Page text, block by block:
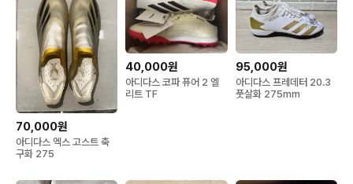
70,000원
아디다스 엑스 고스트 축
구화 275
40,000원
아디다스 코파 퓨어 2 엘
리트 TF
95,000원
아디다스 프레데터 20.3
풋살화 275mm